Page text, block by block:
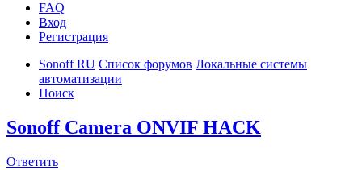
FAQ
Вход
Регистрация
Sonoff RU Список форумов Локальные системы
автоматизации
Поиск
Sonoff Camera ONVIF HACK
Ответить